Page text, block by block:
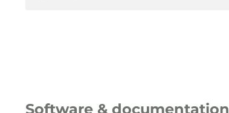
Software & documentation